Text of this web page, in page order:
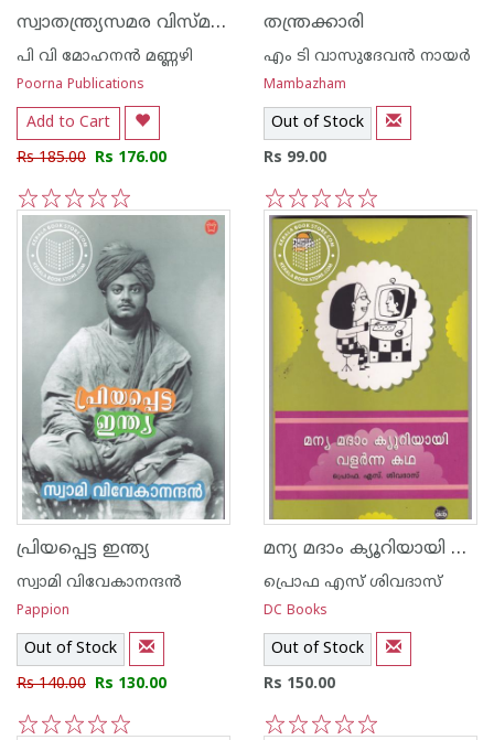
സ്വാതന്ത്ര്യസമര വിസ്മയം
പി വി മോഹനന്‍ മണ്ണഴി
Poorna Publications
Add to Cart
Rs 185.00 Rs 176.00
5
4
3
2
1
തന്ത്രക്കാരി
എം ടി വാസുദേവന്‍ നായര്‍
Mambazham
Out of Stock
Rs 99.00
5
4
3
2
1
പ്രിയപ്പെട്ട ഇന്ത്യ
സ്വാമി വിവേകാനന്ദന്‍‌
Pappion
Out of Stock
Rs 140.00 Rs 130.00
മന്യ മദാം ക്യൂറിയായി വളര്‍ന്ന കഥ
പ്രൊഫ എസ് ശിവദാസ്
DC Books
Out of Stock
Rs 150.00